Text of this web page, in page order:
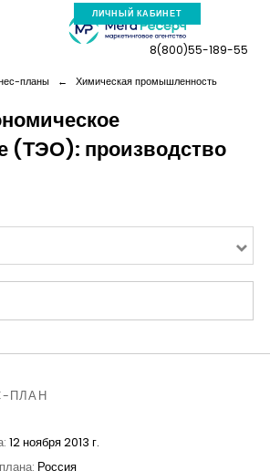
ЛИЧНЫЙ КАБИНЕТ
8(800)55-189-55
планы ← Химическая промышленность
(ТЭО): производство
ПЛАН
12 ноября 2013 г.
Россия